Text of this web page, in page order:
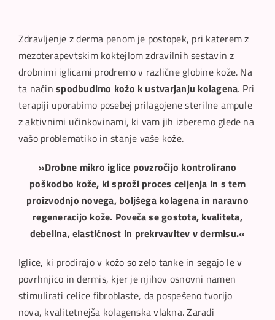
Zdravljenje z derma penom je postopek, pri katerem z
mezoterapevtskim koktejlom zdravilnih sestavin z
drobnimi iglicami prodremo v različne globine kože. Na
ta načinspodbudimo kožo k ustvarjanju kolagena. Pri
terapiji uporabimo posebej prilagojene sterilne ampule
z aktivnimi učinkovinami, ki vam jih izberemo glede na
vašo problematiko in stanje vaše kože.
»Drobne mikro iglice povzročijo kontrolirano
poškodbo kože, ki sproži proces celjenja in s tem
proizvodnjo novega, boljšega kolagena in naravno
regeneracijo kože. Poveča se gostota, kvaliteta,
debelina, elastičnost in prekrvavitev v dermisu.«
Iglice, ki prodirajo v kožo so zelo tanke in segajo le v
povrhnjico in dermis, kjer je njihov osnovni namen
stimulirati celice fibroblaste, da pospešeno tvorijo
nova, kvalitetnejša kolagenska vlakna. Zaradi